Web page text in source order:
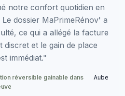
notre confort quotidien en
dossier MaPrimeRénov' a
ce qui a allégé la facture
discret et le gain de place
immédiat."
réversible gainable dans
Aube